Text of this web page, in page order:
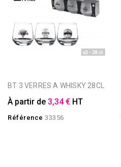
BT 3 VERRES A WHISKY 28CL
À partir de 3,34 € HT
Référence 33356